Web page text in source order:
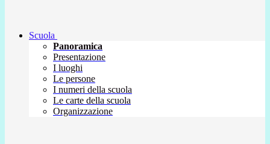
Scuola
Panoramica
Presentazione
I luoghi
Le persone
I numeri della scuola
Le carte della scuola
Organizzazione